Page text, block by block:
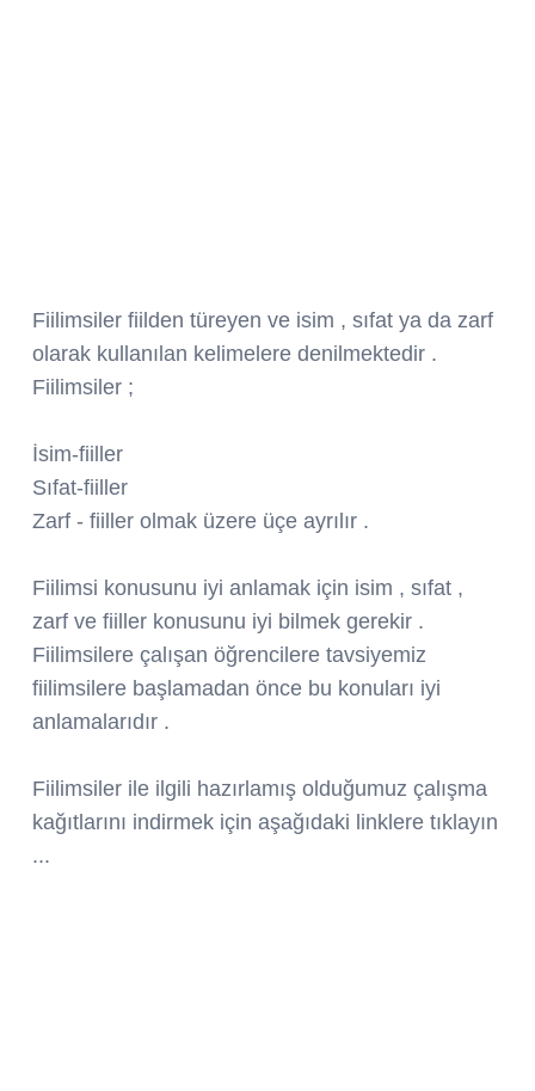
Fiilimsiler fiilden türeyen ve isim , sıfat ya da zarf
olarak kullanılan kelimelere denilmektedir .
Fiilimsiler ;
İsim-fiiller
Sıfat-fiiller
Zarf - fiiller olmak üzere üçe ayrılır .
Fiilimsi konusunu iyi anlamak için isim , sıfat ,
zarf ve fiiller konusunu iyi bilmek gerekir .
Fiilimsilere çalışan öğrencilere tavsiyemiz
fiilimsilere başlamadan önce bu konuları iyi
anlamalarıdır .
Fiilimsiler ile ilgili hazırlamış olduğumuz çalışma
kağıtlarını indirmek için aşağıdaki linklere tıklayın
...